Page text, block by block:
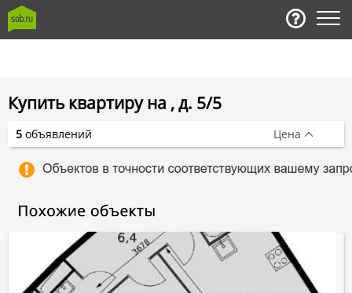
Купить квартиру на , д. 5/5
5 объявлений Цена